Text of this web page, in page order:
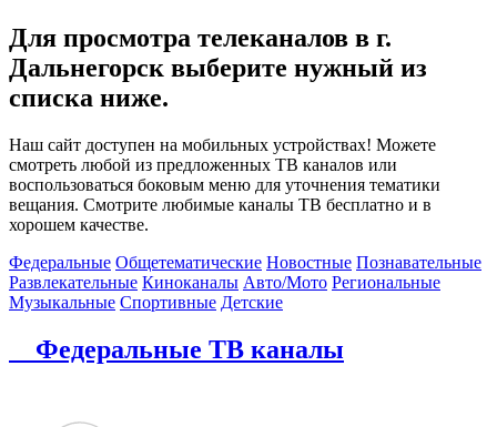
Для просмотра телеканалов в г.
Дальнегорск выберите нужный из
списка ниже.
Наш сайт доступен на мобильных устройствах! Можете
смотреть любой из предложенных ТВ каналов или
воспользоваться боковым меню для уточнения тематики
вещания. Смотрите любимые каналы ТВ бесплатно и в
хорошем качестве.
Федеральные Общетематические Новостные Познавательные
Развлекательные Киноканалы Авто/Мото Региональные
Музыкальные Спортивные Детские
Федеральные ТВ каналы